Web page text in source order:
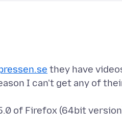
they have
I can't get any of
of Firefox (64bit